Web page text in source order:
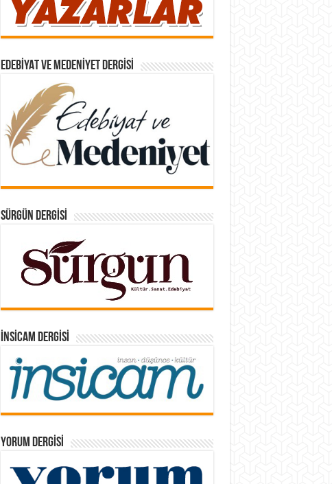
EDEBIYAT VE MEDENIYET DERGISI
SÜRGÜN DERGISI
İNSICAM DERGISI
YORUM DERGISI